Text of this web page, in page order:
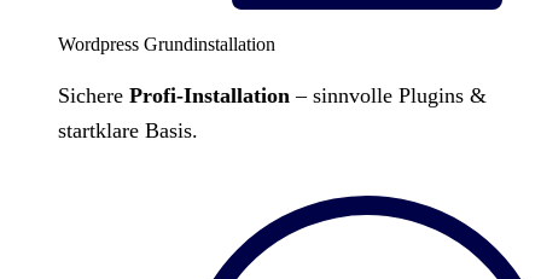
Wordpress Grundinstallation
Sichere Profi-Installation – sinnvolle Plugins &
startklare Basis.